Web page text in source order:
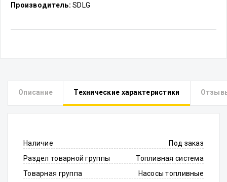
Производитель: SDLG
Описание Технические характеристики
Наличие
Под заказ
Раздел товарной группы
Топливная система
Товарная группа
Насосы топливные